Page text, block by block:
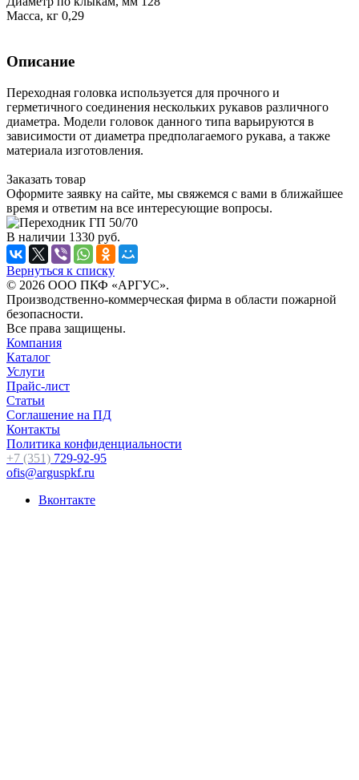
Масса, кг 0,29
Описание
Переходная головка используется для прочного и
герметичного соединения нескольких рукавов различного
диаметра. Модели головок данного типа варьируются в
зависимости от диаметра предполагаемого рукава, а также
материала изготовления.
Заказать товар
Оформите заявку на сайте, мы свяжемся с вами в ближайшее
время и ответим на все интересующие вопросы.
В наличии 1330 руб.
Вернуться к списку
© 2026 ООО ПКФ «АРГУС».
Производственно-коммерческая фирма в области пожарной
безопасности.
Все права защищены.
Компания
Каталог
Услуги
Прайс-лист
Статьи
Соглашение на ПД
Контакты
Политика конфиденциальности
+7 (351) 729-92-95
ofis@arguspkf.ru
Вконтакте